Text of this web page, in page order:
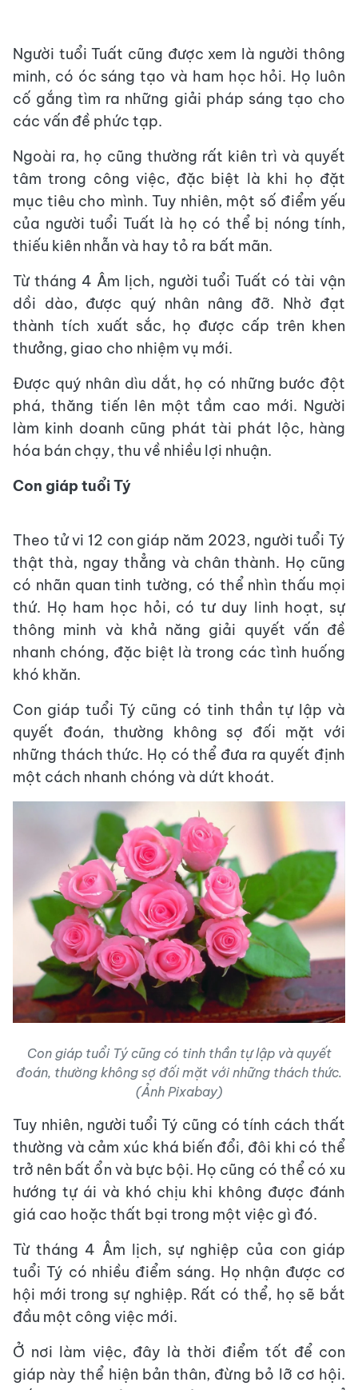
Người tuổi Tuất cũng được xem là người thông
minh, có óc sáng tạo và ham học hỏi. Họ luôn
cố gắng tìm ra những giải pháp sáng tạo cho
các vấn đề phức tạp.
Ngoài ra, họ cũng thường rất kiên trì và quyết
tâm trong công việc, đặc biệt là khi họ đặt
mục tiêu cho mình. Tuy nhiên, một số điểm yếu
của người tuổi Tuất là họ có thể bị nóng tính,
thiếu kiên nhẫn và hay tỏ ra bất mãn.
Từ tháng 4 Âm lịch, người tuổi Tuất có tài vận
dồi dào, được quý nhân nâng đỡ. Nhờ đạt
thành tích xuất sắc, họ được cấp trên khen
thưởng, giao cho nhiệm vụ mới.
Được quý nhân dìu dắt, họ có những bước đột
phá, thăng tiến lên một tầm cao mới. Người
làm kinh doanh cũng phát tài phát lộc, hàng
hóa bán chạy, thu về nhiều lợi nhuận.
Con giáp tuổi Tý
Theo tử vi 12 con giáp năm 2023, người tuổi Tý
thật thà, ngay thẳng và chân thành. Họ cũng
có nhãn quan tinh tường, có thể nhìn thấu mọi
thứ. Họ ham học hỏi, có tư duy linh hoạt, sự
thông minh và khả năng giải quyết vấn đề
nhanh chóng, đặc biệt là trong các tình huống
khó khăn.
Con giáp tuổi Tý cũng có tinh thần tự lập và
quyết đoán, thường không sợ đối mặt với
những thách thức. Họ có thể đưa ra quyết định
một cách nhanh chóng và dứt khoát.
Con giáp tuổi Tý cũng có tinh thần tự lập và quyết
đoán, thường không sợ đối mặt với những thách thức.
(Ảnh Pixabay)
Tuy nhiên, người tuổi Tý cũng có tính cách thất
thường và cảm xúc khá biến đổi, đôi khi có thể
trở nên bất ổn và bực bội. Họ cũng có thể có xu
hướng tự ái và khó chịu khi không được đánh
giá cao hoặc thất bại trong một việc gì đó.
Từ tháng 4 Âm lịch, sự nghiệp của con giáp
tuổi Tý có nhiều điểm sáng. Họ nhận được cơ
hội mới trong sự nghiệp. Rất có thể, họ sẽ bắt
đầu một công việc mới.
Ở nơi làm việc, đây là thời điểm tốt để con
giáp này thể hiện bản thân, đừng bỏ lỡ cơ hội.